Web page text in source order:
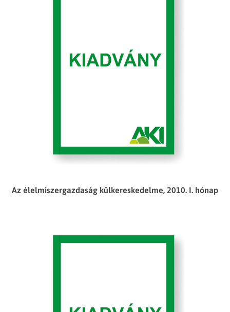
Az élelmiszergazdaság külkereskedelme, 2010. I. hónap